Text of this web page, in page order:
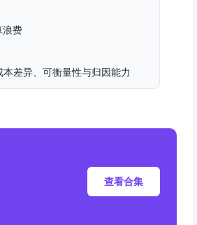
浪费
差异、可衡量性与归因能力
化
达”
查看合集